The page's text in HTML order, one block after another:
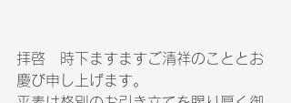
拝啓　時下ますますご清祥のこととお
慶び申し上げます。